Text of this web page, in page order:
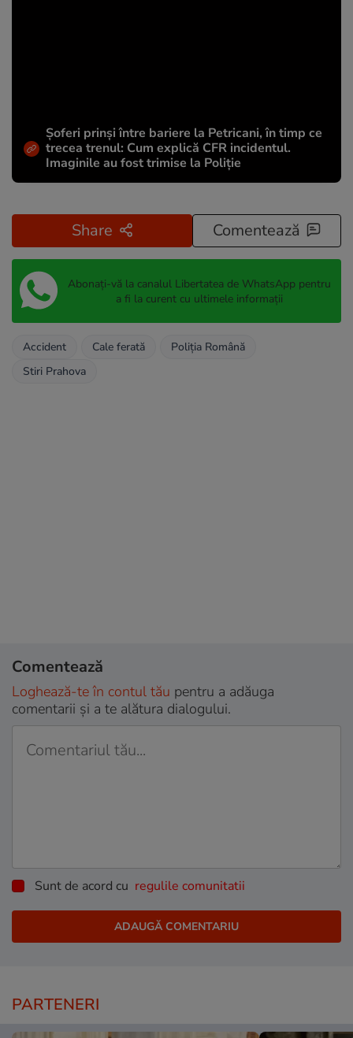
Șoferi prinși între bariere la Petricani, în timp ce
trecea trenul: Cum explică CFR incidentul.
Imaginile au fost trimise la Poliție
Share Comentează
Abonați-vă la canalul Libertatea de WhatsApp pentru
a fi la curent cu ultimele informații
Accident Cale ferată
Poliția Română
Stiri Prahova
Comentează
Loghează-te în contul tău pentru a adăuga
comentarii și a te alătura dialogului.
Sunt de acord cu regulile comunitatii
PARTENERI